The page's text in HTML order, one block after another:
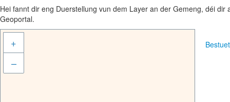
Hei fannt dir eng Duerstellung vun dem Layer an der Gemeng, déi
Geoportal.
+
–